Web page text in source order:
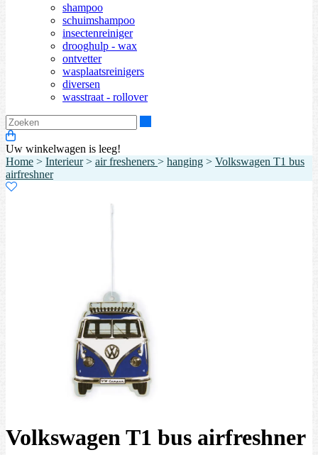
shampoo
schuimshampoo
insectenreiniger
drooghulp - wax
ontvetter
wasplaatsreinigers
diversen
wasstraat - rollover
Uw winkelwagen is leeg!
Home > Interieur> air fresheners > hanging > Volkswagen T1 bus
airfreshner
Volkswagen T1 bus airfreshner